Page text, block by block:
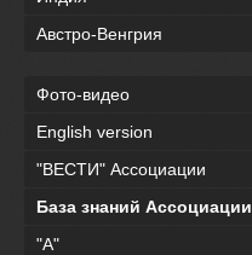
Австро-Венгрия
Фото-видео
English version
"ВЕСТИ" Ассоциации
База знаний Ассоциации
"А"